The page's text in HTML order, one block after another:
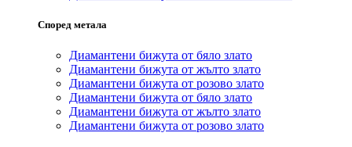
Според метала
Диамантени бижута от бяло злато
Диамантени бижута от жълто злато
Диамантени бижута от розово злато
Диамантени бижута от бяло злато
Диамантени бижута от жълто злато
Диамантени бижута от розово злато